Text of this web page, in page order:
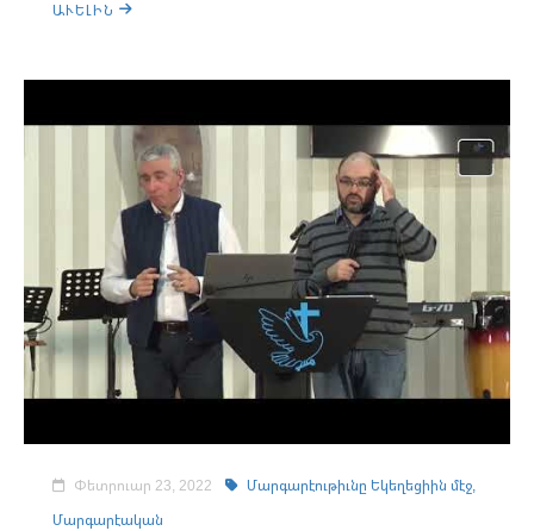
ԱՒԵԼԻՆ
Փետրուար 23, 2022
Մարգարէութիւնը Եկեղեցիին մէջ,
Մարգարէական